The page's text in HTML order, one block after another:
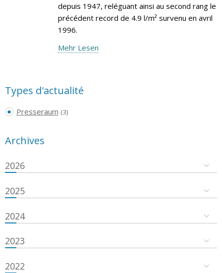
depuis 1947, reléguant ainsi au second rang le
précédent record de 4.9 l/m² survenu en avril
1996.
Mehr Lesen
Types d'actualité
Presseraum (3)
Archives
2026
2025
2024
2023
2022